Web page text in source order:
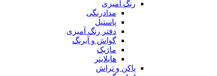
رنگ آمیزی
مدادرنگی
پاستیل
دفتر رنگ آمیزی
گواش و آبرنگ
ماژیک
هایلایتر
پاکن و تراش